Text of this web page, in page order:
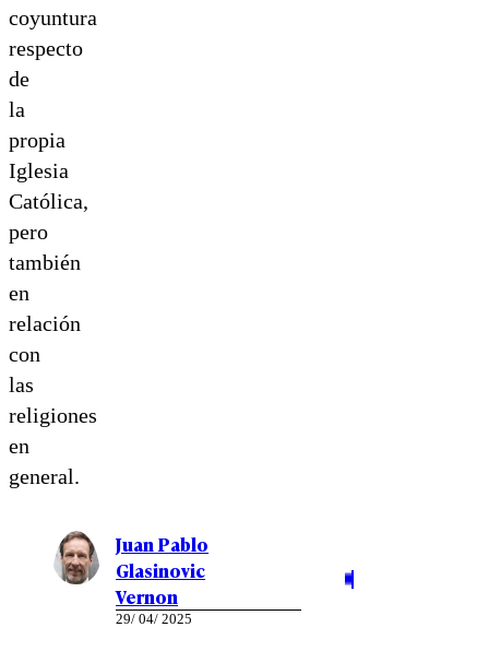
coyuntura
respecto
de
la
propia
Iglesia
Católica,
pero
también
en
relación
con
las
religiones
en
general.
Juan Pablo
Glasinovic
Vernon
29/ 04/ 2025